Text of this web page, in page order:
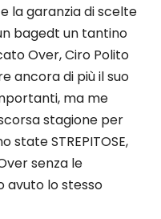
la garanzia di scelte
bagedt un tantino
Over, Ciro Polito
ancora di più il suo
ma me
stagione per
state STREPITOSE,
senza le
avuto lo stesso